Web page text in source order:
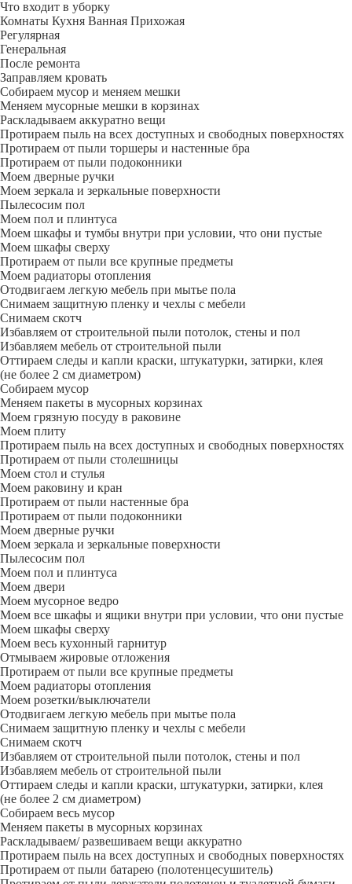
Что входит в уборку
Регу­лярная
Гене­ральная
После ремонта
Заправляем кровать
Собираем мусор и меняем мешки
Меняем мусорные мешки в корзинах
Раскладываем аккуратно вещи
Протираем пыль на всех доступных и свободных поверхностях
Протираем от пыли торшеры и настенные бра
Протираем от пыли подоконники
Моем дверные ручки
Моем зеркала и зеркальные поверхности
Пылесосим пол
Моем пол и плинтуса
Моем шкафы и тумбы внутри при условии, что они пустые
Моем шкафы сверху
Протираем от пыли все крупные предметы
Моем радиаторы отопления
Отодвигаем легкую мебель при мытье пола
Снимаем защитную пленку и чехлы с мебели
Снимаем скотч
Избавляем от строительной пыли потолок, стены и пол
Избавляем мебель от строительной пыли
Оттираем следы и капли краски, штукатурки, затирки, клея
(не более 2 см диаметром)
Собираем мусор
Меняем пакеты в мусорных корзинах
Моем грязную посуду в раковине
Моем плиту
Протираем пыль на всех доступных и свободных поверхностях
Протираем от пыли столешницы
Моем стол и стулья
Моем раковину и кран
Протираем от пыли настенные бра
Протираем от пыли подоконники
Моем дверные ручки
Моем зеркала и зеркальные поверхности
Пылесосим пол
Моем пол и плинтуса
Моем двери
Моем мусорное ведро
Моем все шкафы и ящики внутри при условии, что они пустые
Моем шкафы сверху
Моем весь кухонный гарнитур
Отмываем жировые отложения
Протираем от пыли все крупные предметы
Моем радиаторы отопления
Моем розетки/выключатели
Отодвигаем легкую мебель при мытье пола
Снимаем защитную пленку и чехлы с мебели
Снимаем скотч
Избавляем от строительной пыли потолок, стены и пол
Избавляем мебель от строительной пыли
Оттираем следы и капли краски, штукатурки, затирки, клея
(не более 2 см диаметром)
Собираем весь мусор
Меняем пакеты в мусорных корзинах
Раскладываем/ развешиваем вещи аккуратно
Протираем пыль на всех доступных и свободных поверхностях
Протираем от пыли батарею (полотенцесушитель)